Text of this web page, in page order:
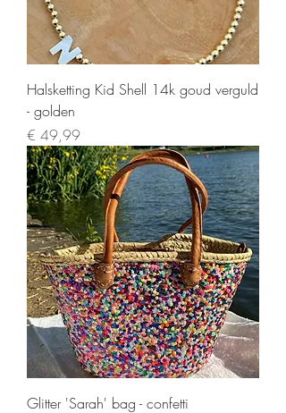
Halsketting Kid Shell 14k goud verguld
- golden
Prijs
€ 49,99
Glitter 'Sarah' bag - confetti